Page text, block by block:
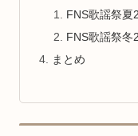
FNS歌謡祭夏
FNS歌謡祭冬
まとめ